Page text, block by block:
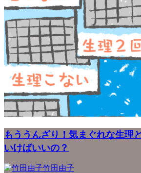
もううんざり！気まぐれな生理
いけばいいの？
竹田由子